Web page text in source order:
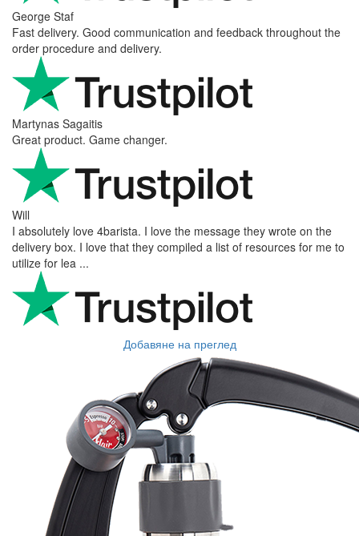
George Staf
Fast delivery. Good communication and feedback throughout the
order procedure and delivery.
Martynas Sagaitis
Great product. Game changer.
Will
I absolutely love 4barista. I love the message they wrote on the
delivery box. I love that they compiled a list of resources for me to
utilize for lea ...
Добавяне на преглед